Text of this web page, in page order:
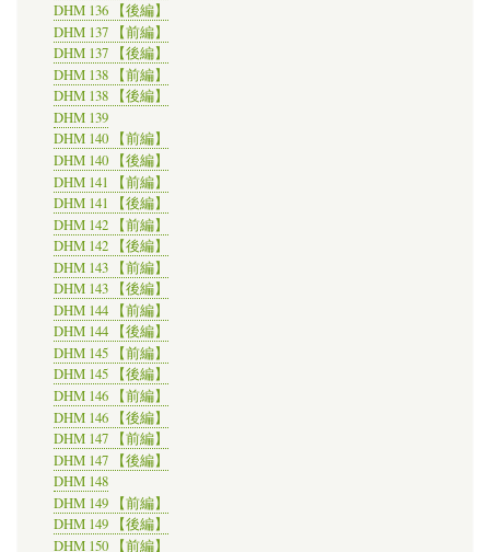
DHM 136 【後編】
DHM 137 【前編】
DHM 137 【後編】
DHM 138 【前編】
DHM 138 【後編】
DHM 139
DHM 140 【前編】
DHM 140 【後編】
DHM 141 【前編】
DHM 141 【後編】
DHM 142 【前編】
DHM 142 【後編】
DHM 143 【前編】
DHM 143 【後編】
DHM 144 【前編】
DHM 144 【後編】
DHM 145 【前編】
DHM 145 【後編】
DHM 146 【前編】
DHM 146 【後編】
DHM 147 【前編】
DHM 147 【後編】
DHM 148
DHM 149 【前編】
DHM 149 【後編】
DHM 150 【前編】